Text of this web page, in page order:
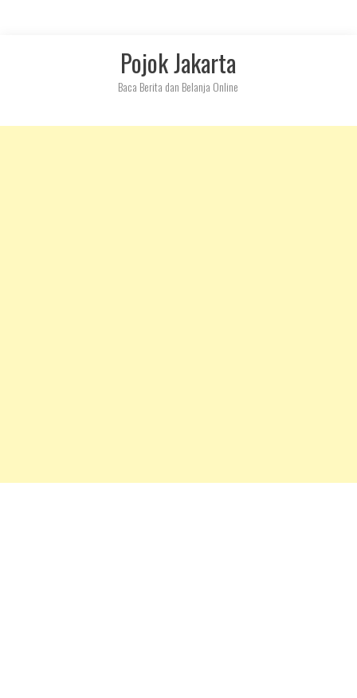
Pojok Jakarta
Baca Berita dan Belanja Online